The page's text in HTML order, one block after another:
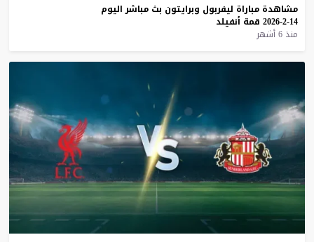
مشاهدة مباراة ليفربول وبرايتون بث مباشر اليوم
14-2-2026
قمة أنفيلد
منذ 6 أشهر